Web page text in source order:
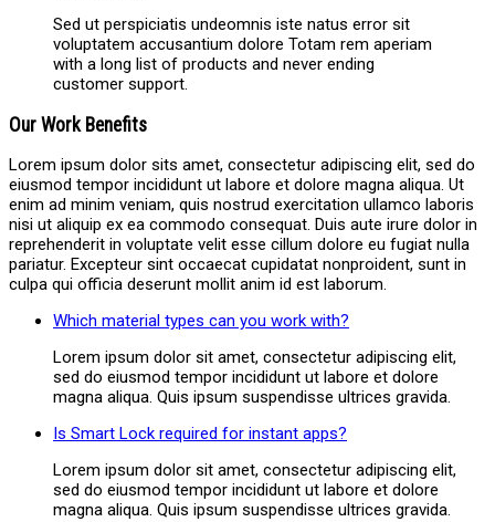
Sed ut perspiciatis undeomnis iste natus error sit
voluptatem accusantium dolore Totam rem aperiam
with a long list of products and never ending
customer support.
Our Work Benefits
Lorem ipsum dolor sits amet, consectetur adipiscing elit, sed do
eiusmod tempor incididunt ut labore et dolore magna aliqua. Ut
enim ad minim veniam, quis nostrud exercitation ullamco laboris
nisi ut aliquip ex ea commodo consequat. Duis aute irure dolor in
reprehenderit in voluptate velit esse cillum dolore eu fugiat nulla
pariatur. Excepteur sint occaecat cupidatat nonproident, sunt in
culpa qui officia deserunt mollit anim id est laborum.
Which material types can you work with?
Lorem ipsum dolor sit amet, consectetur adipiscing elit,
sed do eiusmod tempor incididunt ut labore et dolore
magna aliqua. Quis ipsum suspendisse ultrices gravida.
Is Smart Lock required for instant apps?
Lorem ipsum dolor sit amet, consectetur adipiscing elit,
sed do eiusmod tempor incididunt ut labore et dolore
magna aliqua. Quis ipsum suspendisse ultrices gravida.